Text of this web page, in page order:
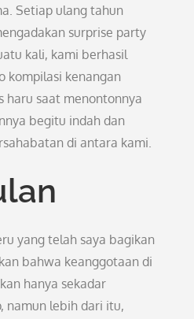
Setiap ulang tahun
surprise party
kali, kami berhasil
kompilasi kenangan
haru saat menontonnya
begitu indah dan
di antara kami.
yang telah saya bagikan
bahwa keanggotaan di
hanya sekadar
namun lebih dari itu,